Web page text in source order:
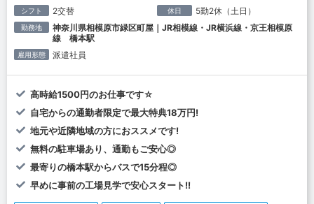
シフト 2交替 休日 5勤2休（土日）
勤務地
神奈川県相模原市緑区町屋｜JR相模線・JR横浜線・京王相模原
線 橋本駅
雇用形態 派遣社員
高時給1500円のお仕事です☆
自宅からの通勤者限定で最大特典18万円!
地元や近隣地域の方におススメです!
無料の駐車場あり、通勤もご安心◎
最寄りの橋本駅からバスで15分程◎
早めに事前の工場見学で安心スタート!!